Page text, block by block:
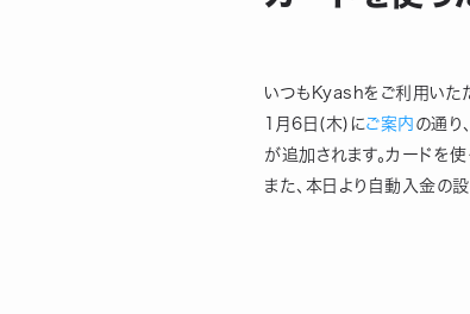
いつもKyashをご利用いただ
1月6日(木)にご案内 の通り
が追加されます。カードを
また、本日より自動入金の